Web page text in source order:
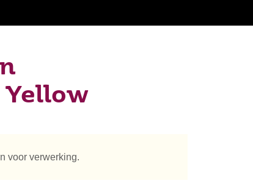
voor verwerking.